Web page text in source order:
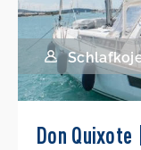
Don Quixote